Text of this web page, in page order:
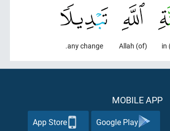
in
(of) Allah
any change.
MOBILE APP
Google Play
App Store